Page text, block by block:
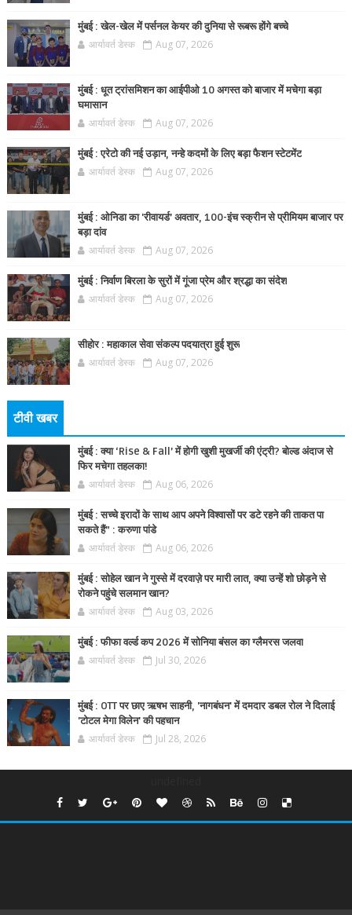
मुंबई : खेल-खेल में पर्सनल केयर की दुनिया से रूबरू होंगे बच्चे
आर्यावर्त डेस्क Aug 07, 2026
मुंबई : धूत ट्रांसमिशन का आईपीओ 10 अगस्त को बाजार में मचेगा बड़ा
घमासान
आर्यावर्त डेस्क Aug 07, 2026
मुंबई : एरेटो की नई उड़ान, नन्हे कदमों के लिए बड़ा फैशन स्टेटमेंट
आर्यावर्त डेस्क Aug 07, 2026
मुंबई : ओनिडा का 'रीवायर्ड’ अवतार, 100-इंच स्क्रीन से प्रीमियम बाजार पर
बड़ा दांव
आर्यावर्त डेस्क Aug 07, 2026
मुंबई : निर्वाण बिरला के सुरों में गूंजा प्रेम और श्रद्धा का संदेश
आर्यावर्त डेस्क Aug 07, 2026
सीहोर : महाकाल सेवा संकल्प पदयात्रा हुई शुरू
आर्यावर्त डेस्क Aug 07, 2026
टीवी खबर
मुंबई : क्या ‘Rise & Fall’ में होगी खुशी मुखर्जी की एंट्री? बोल्ड अंदाज से
फिर मचेगा तहलका!
आर्यावर्त डेस्क Aug 06, 2026
मुंबई : सच्चे इरादों के साथ आप अपने विश्वासों पर डटे रहने की ताकत पा
सकते हैं” : करुणा पांडे
आर्यावर्त डेस्क Aug 06, 2026
मुंबई : सोहेल खान ने गुस्से में दरवाज़े पर मारी लात, क्या उन्हें शो छोड़ने से
रोकने पहुंचे सलमान खान?
आर्यावर्त डेस्क Aug 03, 2026
मुंबई : फीफा वर्ल्ड कप 2026 में सोनिया बंसल का ग्लैमरस जलवा
आर्यावर्त डेस्क Jul 30, 2026
मुंबई : OTT पर छाए ऋषभ साहनी, 'नागबंधन' में दमदार डबल रोल ने दिलाई
'टोटल मेगा विलेन' की पहचान
आर्यावर्त डेस्क Jul 28, 2026